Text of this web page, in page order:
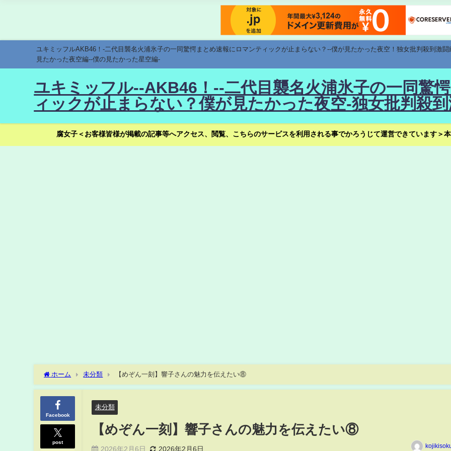
ユキミッフルAKB46！-二代目襲名火浦氷子の一同驚愕まとめ速報にロマンティックが止まらない？--僕が見たかった夜空！独女批判殺到激
見たかった夜空編--僕の見たかった星空編-
ユキミッフル--AKB46！--二代目襲名火浦氷子の一同驚
ィックが止まらない？僕が見たかった夜空-独女批判殺
腐女子＜お客様皆様が掲載の記事等へアクセス、閲覧、こちらのサービスを利用される事でかろうじて運営できています＞
ホーム 未分類 【めぞん一刻】響子さんの魅力を伝えたい⑧
Facebook
post
未分類
【めぞん一刻】響子さんの魅力を伝えたい⑧
2026年2月6日 2026年2月6日